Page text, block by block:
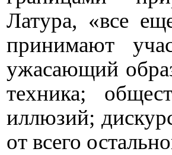
Латура, «все
принимают
ужасающий
техника;
иллюзий;
от всего